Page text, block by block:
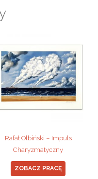
Rafał Olbiński – Impuls
Charyzmatyczny
ZOBACZ PRACĘ